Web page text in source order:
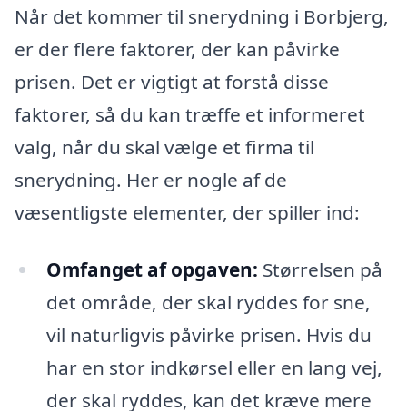
Når det kommer til snerydning i Borbjerg,
er der flere faktorer, der kan påvirke
prisen. Det er vigtigt at forstå disse
faktorer, så du kan træffe et informeret
valg, når du skal vælge et firma til
snerydning. Her er nogle af de
væsentligste elementer, der spiller ind:
Omfanget af opgaven: Størrelsen på
det område, der skal ryddes for sne,
vil naturligvis påvirke prisen. Hvis du
har en stor indkørsel eller en lang vej,
der skal ryddes, kan det kræve mere